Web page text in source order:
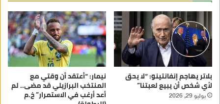
بلاتر يهاجم إنفانتينو: “لا يحق
لأي شخص أن يبيع لعبتنا”
يوليو 29, 2026
نيمار: “أعتقد أن وقتي مع
المنتخب البرازيلي قد مضى.. لم
أعد أرغب في الاستمرار” خ.م